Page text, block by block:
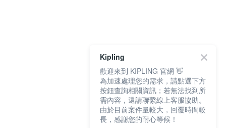
Kipling
歡迎來到 KIPLING 官網 👋
為加速處理您的需求，請點選下方
按鈕查詢相關資訊；若無法找到所
需內容，還請聯繫線上客服協助。
由於目前案件量較大，回覆時間較
長，感謝您的耐心等候！